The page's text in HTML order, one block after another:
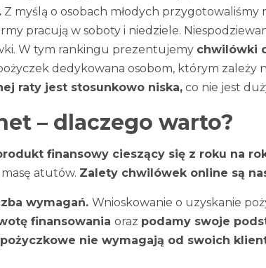
Z myślą o osobach młodych przygotowaliśmy
pracują w soboty i niedziele.
W tym rankingu prezentujemy chwilówki
dedykowana osobom, którym zależy
raty jest stosunkowo niska, co nie jest
– dlaczego warto?
finansowy cieszący się z roku na
atutów. Zalety chwilówek online są
wymagań. Wnioskowanie o uzyskanie
finansowania oraz podamy swoje
nie wymagają od swoich